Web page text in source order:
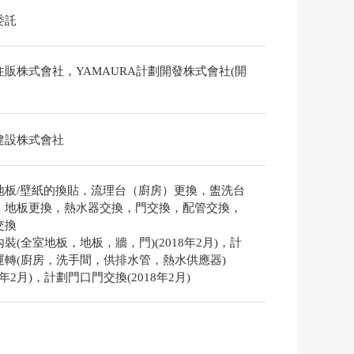
託
販株式會社，YAMAURA計劃開發株式會社(開
設株式會社
板/壁紙的換貼，流理台（廚房）更換，盥洗台
地板更換，熱水器交換，門交換，配管交換，
換
裝(全室地板，地板，牆，門)(2018年2月)，計
轉(廚房，洗手間，供排水管，熱水供應器)
2月)，計劃門口門交換(2018年2月)